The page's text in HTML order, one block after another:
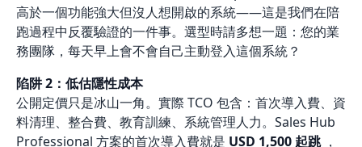
高於一個功能強大但沒人想開啟的系統——這是我們在陪
跑過程中反覆驗證的一件事。選型時請多想一題：您的業
務團隊，每天早上會不會自己主動登入這個系統？
陷阱 2：低估隱性成本
公開定價只是冰山一角。實際 TCO 包含：首次導入費、資
料清理、整合費、教育訓練、系統管理人力。Sales Hub
Professional 方案的首次導入費就是 USD 1,500 起跳，